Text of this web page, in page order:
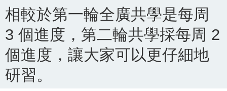
相較於第一輪全廣共學是每周
3 個進度，第二輪共學採每周 2
個進度，讓大家可以更仔細地
研習。